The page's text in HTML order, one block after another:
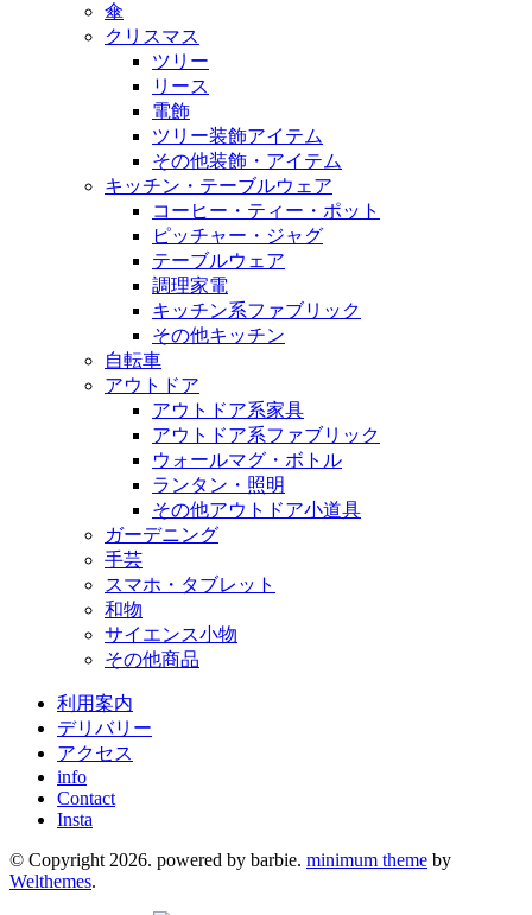
傘
クリスマス
ツリー
リース
電飾
ツリー装飾アイテム
その他装飾・アイテム
キッチン・テーブルウェア
コーヒー・ティー・ポット
ピッチャー・ジャグ
テーブルウェア
調理家電
キッチン系ファブリック
その他キッチン
自転車
アウトドア
アウトドア系家具
アウトドア系ファブリック
ウォールマグ・ボトル
ランタン・照明
その他アウトドア小道具
ガーデニング
手芸
スマホ・タブレット
和物
サイエンス小物
その他商品
利用案内
デリバリー
アクセス
info
Contact
Insta
© Copyright 2026. powered by barbie. minimum theme by
Welthemes.